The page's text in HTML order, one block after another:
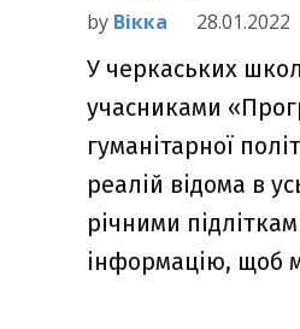
by Вікка 28.01.2022
У черкаських
учасниками
гуманітарної
реалій відома в
річними
інформацію, щоб